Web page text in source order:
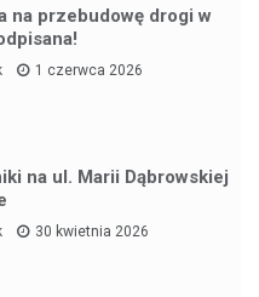
na przebudowę drogi w
1 czerwca 2026
na ul. Marii Dąbrowskiej
30 kwietnia 2026